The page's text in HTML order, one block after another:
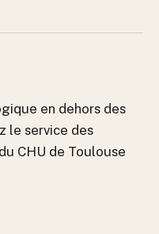
en dehors des
le service des
CHU de Toulouse